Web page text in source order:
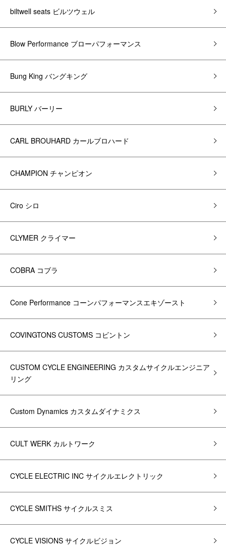
biltwell seats ビルツウェル
Blow Performance ブローパフォーマンス
Bung King バングキング
BURLY バーリー
CARL BROUHARD カールブロハード
CHAMPION チャンピオン
Ciro シロ
CLYMER クライマー
COBRA コブラ
Cone Performance コーンパフォーマンスエキゾースト
COVINGTONS CUSTOMS コビントン
CUSTOM CYCLE ENGINEERING カスタムサイクルエンジニア
リング
Custom Dynamics カスタムダイナミクス
CULT WERK カルトワーク
CYCLE ELECTRIC INC サイクルエレクトリック
CYCLE SMITHS サイクルスミス
CYCLE VISIONS サイクルビジョン